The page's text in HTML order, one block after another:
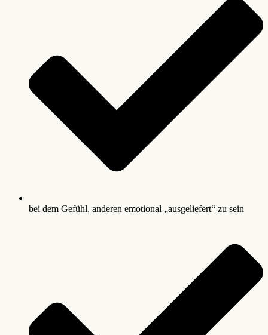
bei dem Gefühl, anderen emotional „ausgeliefert“ zu sein